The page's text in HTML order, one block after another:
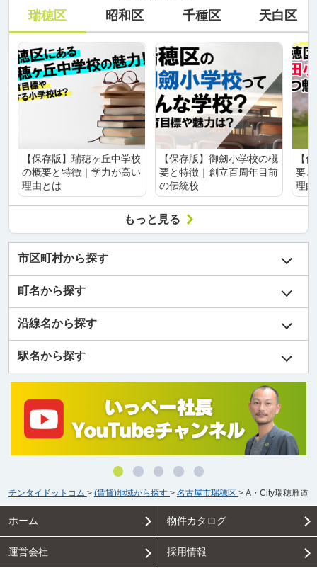
瑞穂区 昭和区 千種区 天白区
【保存版】瑞穂ヶ丘中学校
の概要と特徴｜学力が高い
理由とは
【保存版】御劔小学校の概
要と特徴｜創立百周年目前
の伝統校
【
要
理
もっと見る
市区町村から探す
町名から探す
沿線名から探す
駅名から探す
チンタイドットコム > (賃貸)地域から探す > 名古屋市瑞穂区 > A・City瑞穂雁道
ホーム 物件カタログ
運営会社 採用情報